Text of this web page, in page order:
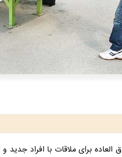
برای ملاقات با افراد